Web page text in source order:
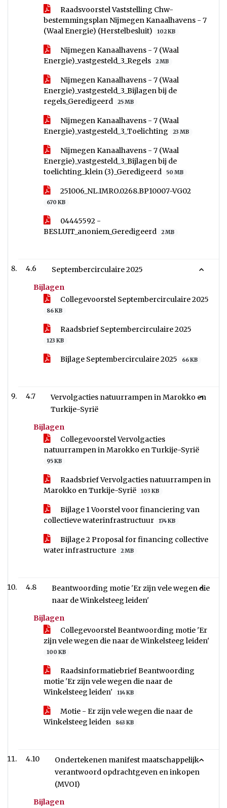
Raadsvoorstel Vaststelling Chw-
bestemmingsplan Nijmegen Kanaalhavens - 7
(Waal Energie) (Herstelbesluit)
102 KB
Nijmegen Kanaalhavens - 7 (Waal
Energie)_vastgesteld_3_Regels
2 MB
Nijmegen Kanaalhavens - 7 (Waal
Energie)_vastgesteld_3_Bijlagen bij de
regels_Geredigeerd
25 MB
Nijmegen Kanaalhavens - 7 (Waal
Energie)_vastgesteld_3_Toelichting
23 MB
Nijmegen Kanaalhavens - 7 (Waal
Energie)_vastgesteld_3_Bijlagen bij de
toelichting_klein (3)_Geredigeerd
50 MB
251006_NL.IMRO.0268.BP10007-VG02
670 KB
04445592 -
BESLUIT_anoniem_Geredigeerd
2 MB
4.6
Septembercirculaire 2025
Bijlagen
Collegevoorstel Septembercirculaire 2025
86 KB
Raadsbrief Septembercirculaire 2025
123 KB
Bijlage Septembercirculaire 2025 66 KB
4.7
Vervolgacties natuurrampen in Marokko en
Turkije-Syrië
Bijlagen
Collegevoorstel Vervolgacties
natuurrampen in Marokko en Turkije-Syrië
95 KB
Raadsbrief Vervolgacties natuurrampen in
Marokko en Turkije-Syrië
103 KB
Bijlage 1 Voorstel voor financiering van
collectieve waterinfrastructuur
174 KB
Bijlage 2 Proposal for financing collective
water infrastructure
2 MB
4.8
Beantwoording motie 'Er zijn vele wegen die
naar de Winkelsteeg leiden'
Bijlagen
Collegevoorstel Beantwoording motie 'Er
zijn vele wegen die naar de Winkelsteeg leiden'
100 KB
Raadsinformatiebrief Beantwoording
motie 'Er zijn vele wegen die naar de
Winkelsteeg leiden'
114 KB
Motie - Er zijn vele wegen die naar de
Winkelsteeg leiden
863 KB
4.10
Ondertekenen manifest maatschappelijk
verantwoord opdrachtgeven en inkopen
(MVOI)
Bijlagen